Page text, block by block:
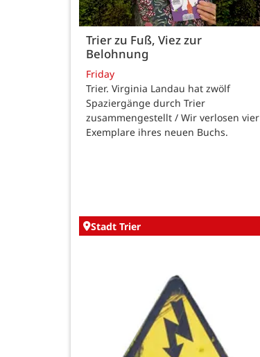
Trier zu Fuß, Viez zur
Belohnung
Friday
Trier. Virginia Landau hat zwölf
Spaziergänge durch Trier
zusammengestellt / Wir verlosen vier
Exemplare ihres neuen Buchs.
Stadt Trier